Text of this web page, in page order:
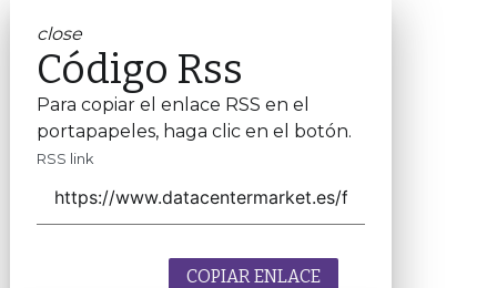
close
Código Rss
Para copiar el enlace RSS en el
portapapeles, haga clic en el botón.
RSS link
COPIAR ENLACE